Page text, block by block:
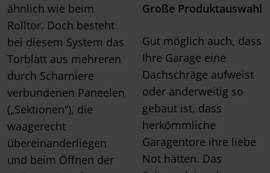
ähnlich wie beim
Rolltor. Doch besteht
bei diesem System das
Torblatt aus mehreren
durch Scharniere
verbundenen Paneelen
(„Sektionen“), die
waagerecht
übereinanderliegen
und beim Öffnen der
Große Produktauswahl
Gut möglich auch, dass
Ihre Garage eine
Dachschräge aufweist
oder anderweitig so
gebaut ist, dass
herkömmliche
Garagentore ihre liebe
Not hätten. Das